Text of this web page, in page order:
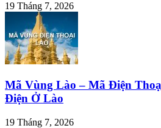
19 Tháng 7, 2026
Mã Vùng Lào – Mã Điện
Điện Ở Lào
19 Tháng 7, 2026